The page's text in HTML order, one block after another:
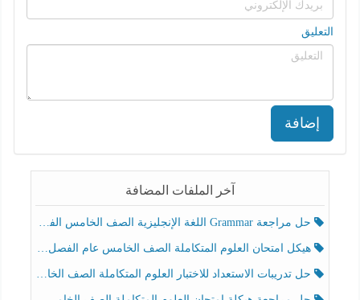
التعليق
إضافة
آخر الملفات المضافة
حل مراجعة Grammar اللغة الإنجليزية الصف الخامس الفصل الثالث
هيكل امتحان العلوم المتكاملة الصف الخامس عام الفصل الدراسي الثالث 2025-2026
حل تدريبات الاستعداد للاختبار العلوم المتكاملة الصف الخامس عام الفصل الثالث